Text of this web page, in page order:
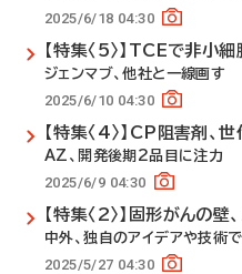
2025/6/18 04:30
【特集〈5〉】TCEで非小
ジェンマブ、他社と一線画す
2025/6/10 04:30
【特集〈4〉】CP阻害剤、
AZ、開発後期2品目に注力
2025/6/9 04:30
【特集〈2〉】固形がんの
中外、独自のアイデアや技術
2025/5/27 04:30